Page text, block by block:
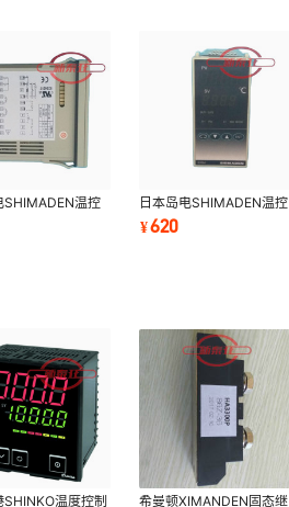
SHIMADEN温控
8Y-N-90-1000
日本岛电SHIMADEN温控
器SR94-8Y-N-90-1000
¥620
SHINKO温度控制
希曼顿XIMANDEN固态继